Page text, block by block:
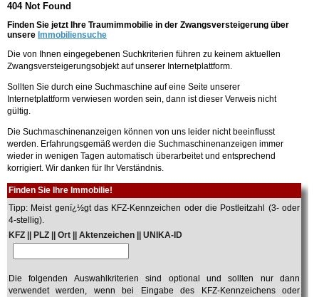
Frankfurt/Oder
am Main
Immobiliensuche
nach Kreis
nach Amtsgericht
404 Not Found
Finden Sie jetzt Ihre Traumimmobilie in der Zwangsversteigerung über
unsere Immobiliensuche
Die von Ihnen eingegebenen Suchkriterien führen zu keinem aktuellen
Zwangsversteigerungsobjekt auf unserer Internetplattform.
Sollten Sie durch eine Suchmaschine auf eine Seite unserer
Internetplattform verwiesen worden sein, dann ist dieser Verweis nicht
gültig.
Die Suchmaschinenanzeigen können von uns leider nicht beeinflusst
werden. Erfahrungsgemäß werden die Suchmaschinenanzeigen immer
wieder in wenigen Tagen automatisch überarbeitet und entsprechend
korrigiert. Wir danken für Ihr Verständnis.
Finden Sie Ihre Immobilie!
Tipp: Meist genï¿½gt das KFZ-Kennzeichen oder die Postleitzahl (3- oder
4-stellig).
KFZ || PLZ || Ort || Aktenzeichen || UNIKA-ID
Die folgenden Auswahlkriterien sind optional und sollten nur dann
verwendet werden, wenn bei Eingabe des KFZ-Kennzeichens oder